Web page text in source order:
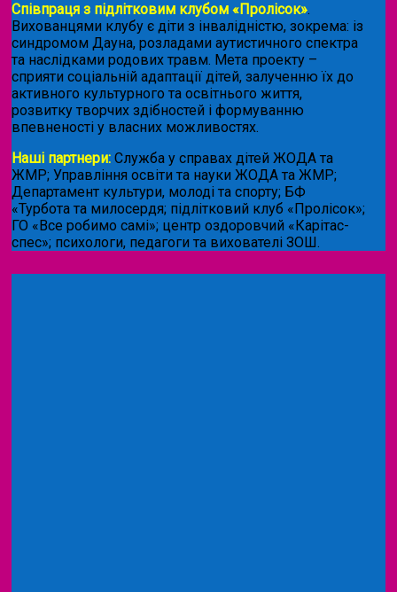
Співпраця з підлітковим клубом «Пролісок».
Вихованцями клубу є діти з інвалідністю, зокрема: із
синдромом Дауна, розладами аутистичного спектра
та наслідками родових травм. Мета проекту –
сприяти соціальній адаптації дітей, залученню їх до
активного культурного та освітнього життя,
розвитку творчих здібностей і формуванню
впевненості у власних можливостях.
Наші партнери: Служба у справах дітей ЖОДА та
ЖМР; Управління освіти та науки ЖОДА та ЖМР;
Департамент культури, молоді та спорту; БФ
«Турбота та милосердя; підлітковий клуб «Пролісок»;
ГО «Все робимо самі»; центр оздоровчий «Карітас-
спес»; психологи, педагоги та вихователі ЗОШ.